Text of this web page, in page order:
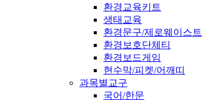
환경교육키트
생태교육
환경문구/제로웨이스트
환경보호단체티
환경보드게임
현수막/피켓/어깨띠
과목별교구
국어/한문